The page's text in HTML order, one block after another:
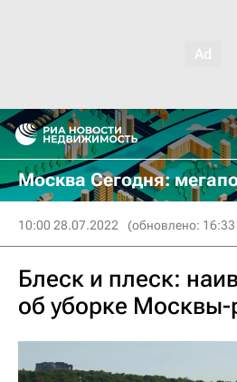
Москва Сегодня:
10:00 28.07.2022 (обновлено:
Блеск и плеск:
об уборке Москвы-